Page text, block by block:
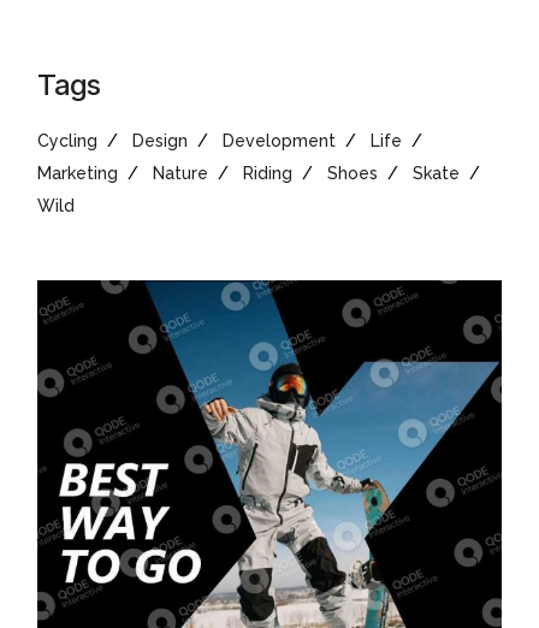
Tags
Cycling Design Development
Life
Marketing
Nature Riding Shoes
Skate
Wild